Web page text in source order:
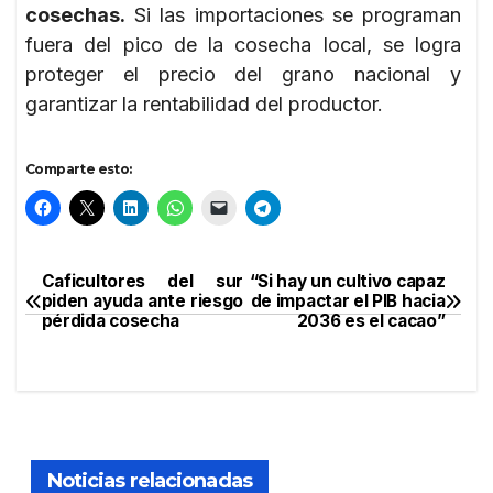
cosechas. Si las importaciones se programan
fuera del pico de la cosecha local, se logra
proteger el precio del grano nacional y
garantizar la rentabilidad del productor.
Comparte esto:
Navegación
de
“Si hay un cultivo capaz
de impactar el PIB hacia
2036 es el cacao”
Caficultores del sur
piden ayuda ante riesgo
pérdida cosecha
Noticias relacionadas